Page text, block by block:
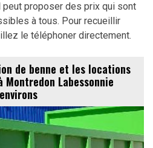
proposer des prix qui sont
à tous. Pour recueillir
le téléphoner directement.
de benne et les locations
Montredon Labessonnie